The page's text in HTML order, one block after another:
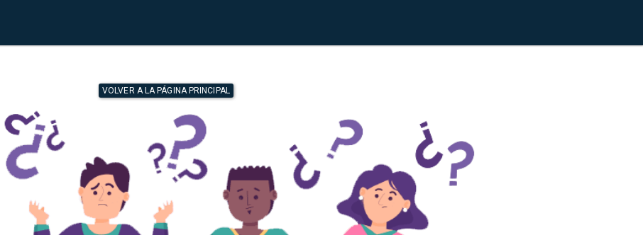
VOLVER A LA PÁGINA PRINCIPAL